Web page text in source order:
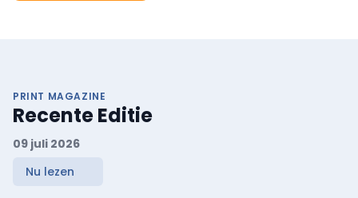
PRINT MAGAZINE
Recente Editie
09 juli 2026
Nu lezen